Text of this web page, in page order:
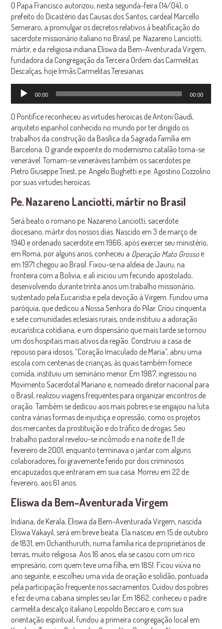
O Papa Francisco autorizou, nesta segunda-feira (14/04), o
prefeito do Dicastério das Causas dos Santos, cardeal Marcello
Semeraro, a promulgar os decretos relativos à beatificação do
sacerdote missionário italiano no Brasil, pe. Nazareno Lanciotti,
mártir, e da religiosa indiana Eliswa da Bem-Aventurada Virgem,
fundadora da Congregação da Terceira Ordem das Carmelitas
Descalças, hoje Irmãs Carmelitas Teresianas.
Tocador
áudio
00:00 00:00
O Pontífice reconheceu as virtudes heroicas de Antoni Gaudí,
arquiteto espanhol conhecido no mundo por ter dirigido os
trabalhos da construção da Basílica da Sagrada Família em
Barcelona. O grande expoente do modernismo catalão torna-se
venerável. Tornam-se veneráveis também os sacerdotes pe.
Pietro Giuseppe Triest, pe. Angelo Bughetti e pe. Agostino Cozzolino
por suas virtudes heroicas.
Pe. Nazareno Lanciotti, mártir no Brasil
Será beato o romano pe. Nazareno Lanciotti, sacerdote
diocesano, mártir dos nossos dias. Nascido em 3 de março de
1940 e ordenado sacerdote em 1966, após exercer seu ministério,
em Roma, por alguns anos, conheceu a Operação Mato Grosso e
em 1971 chegou ao Brasil. Fixou-se na aldeia de Jauru, na
fronteira com a Bolívia, e ali iniciou um fecundo apostolado,
desenvolvendo durante trinta anos um trabalho missionário,
sustentado pela Eucaristia e pela devoção à Virgem. Fundou uma
paróquia, que dedicou a Nossa Senhora do Pilar. Criou cinquenta
e sete comunidades eclesiais rurais, onde instituiu a adoração
eucarística cotidiana, e um dispensário que mais tarde se tornou
um dos hospitais mais ativos da região. Construiu a casa de
repouso para idosos, “Coração Imaculado de Maria”, abriu uma
escola com centenas de crianças, às quais também fornece
comida, instituiu um seminário menor. Em 1987, ingressou no
Movimento Sacerdotal Mariano e, nomeado diretor nacional para
o Brasil, realizou viagens frequentes para organizar encontros de
oração. Também se dedicou aos mais pobres e se engajou na luta
contra várias formas de injustiça e opressão, como os projetos
dos mercantes da prostituição e do tráfico de drogas. Seu
trabalho pastoral revelou-se incômodo e na noite de 11 de
fevereiro de 2001, enquanto terminava o jantar com alguns
colaboradores, foi gravemente ferido por dois criminosos
encapuzados que entraram em sua casa. Morreu em 22 de
fevereiro, aos 61 anos.
Eliswa da Bem-Aventurada Virgem
Indiana, de Kerala, Eliswa da Bem-Aventurada Virgem, nascida
Eliswa Vakayil, será em breve beata. Ela nasceu em 15 de outubro
de 1831, em Ochanthuruth, numa família rica de proprietários de
terras, muito religiosa. Aos 16 anos, ela se casou com um rico
empresário, com quem teve uma filha, em 1851. Ficou viúva no
ano seguinte, e escolheu uma vida de oração e solidão, pontuada
pela participação frequente nos sacramentos. Cuidou dos pobres
e fez de uma cabana simples seu lar. Em 1862, conheceu o padre
carmelita descalço italiano Leopoldo Beccaro e, com sua
orientação espiritual, fundou a primeira congregação local em